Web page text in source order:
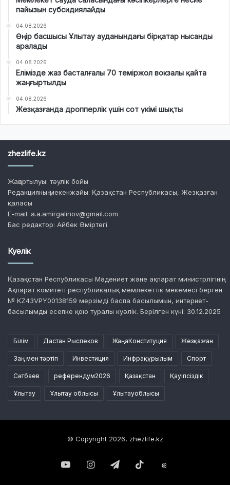
пайызын субсидиялайды
04.08.2026
Өңір басшысы Ұлытау ауданындағы бірқатар нысанды
аралады
04.08.2026
Елімізде жаз басталғалы 70 теміржол вокзалы қайта
жаңғыртылды
04.08.2026
Жезқазғанда дропперлік үшін сот үкімі шықты
zhezlife.kz
Жаңартылуы: тәулік бойы
Редакцияның мекенжайы: Қазақстан Республикасы, Жезқазған
қаласы
E-mail: a.a.amirgalinov@gmail.com
Бас редактор: Айбек Әміртегі
Куәлік
Қазақстан Республикасы Мәдениет және ақпарат министрлігінің
Ақпарат комитеті республикалық мемлекеттік мекемесі берген
№ KZ43VPY00138159 мерзімді баспа басылымын, интернет-
басылымды есепке қою туралы куәлік. Берілген күні: 30.12.2025
Білім Дастан Рыспеков ЖаңаКонституция Жезқазған
Заң мен тәртіп Инвестиция Инфрақұрылым Спорт
Сәтбаев референдум2026 Қазақстан Қауіпсіздік
Ұлытау Ұлытау облысы Ұлытауоблысы
© Copyright 2026, zhezlife.kz
YouTubeInstagramTelegramTikTok